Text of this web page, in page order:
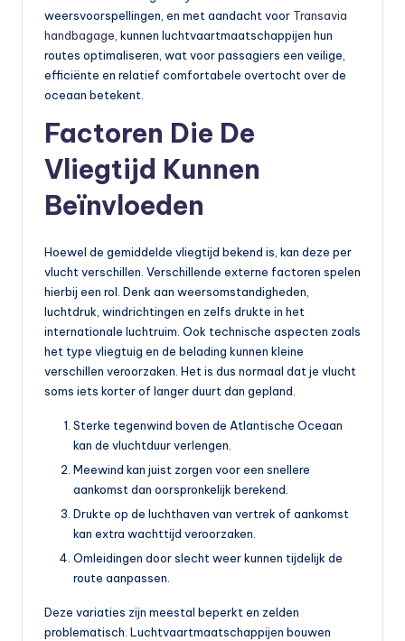
weersvoorspellingen, en met aandacht voor Transavia
handbagage , kunnen luchtvaartmaatschappijen hun
routes optimaliseren, wat voor passagiers een veilige,
efficiënte en relatief comfortabele overtocht over de
oceaan betekent.
Factoren Die De
Vliegtijd Kunnen
Beïnvloeden
Hoewel de gemiddelde vliegtijd bekend is, kan deze per
vlucht verschillen. Verschillende externe factoren spelen
hierbij een rol. Denk aan weersomstandigheden,
luchtdruk, windrichtingen en zelfs drukte in het
internationale luchtruim. Ook technische aspecten zoals
het type vliegtuig en de belading kunnen kleine
verschillen veroorzaken. Het is dus normaal dat je vlucht
soms iets korter of langer duurt dan gepland.
Sterke tegenwind boven de Atlantische Oceaan
kan de vluchtduur verlengen.
Meewind kan juist zorgen voor een snellere
aankomst dan oorspronkelijk berekend.
Drukte op de luchthaven van vertrek of aankomst
kan extra wachttijd veroorzaken.
Omleidingen door slecht weer kunnen tijdelijk de
route aanpassen.
Deze variaties zijn meestal beperkt en zelden
problematisch. Luchtvaartmaatschappijen bouwen